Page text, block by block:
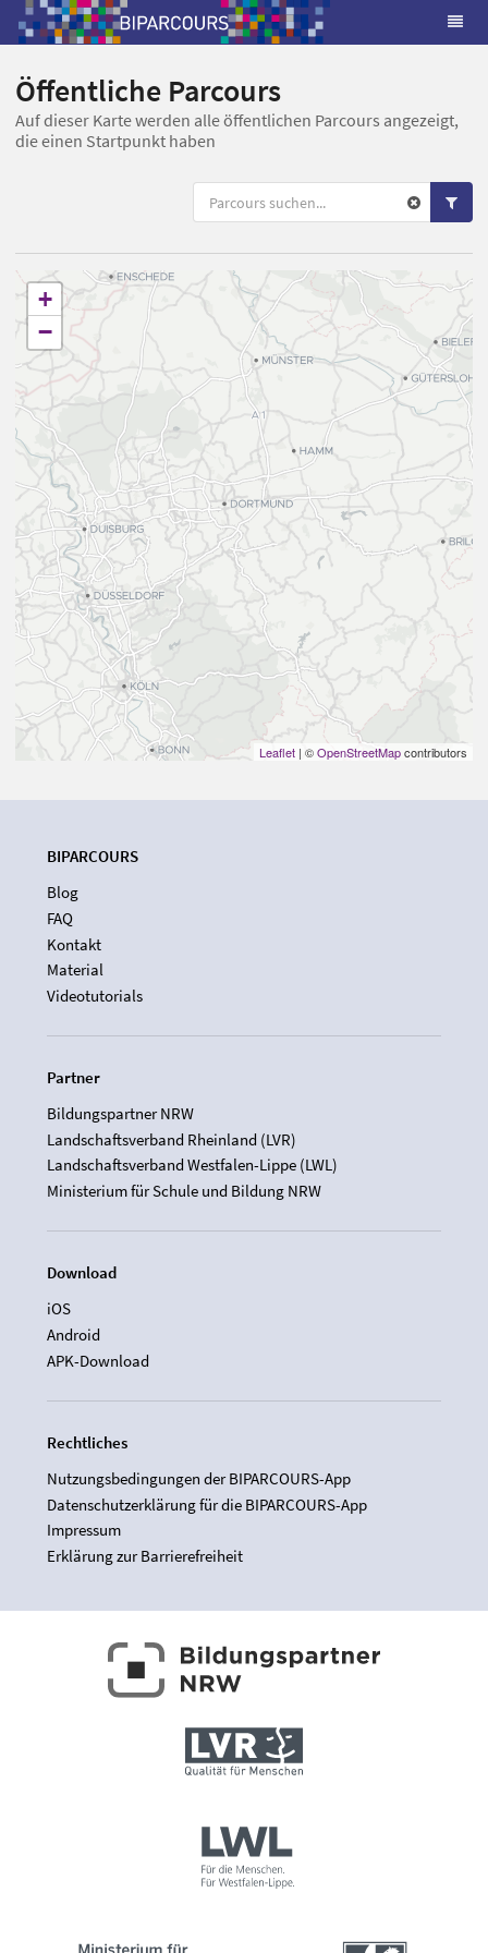
Öffentliche Parcours
Auf dieser Karte werden alle öffentlichen Parcours angezeigt,
die einen Startpunkt haben
+
−
Leaflet | ©OpenStreetMapcontributors
BIPARCOURS
Blog
FAQ
Kontakt
Material
Videotutorials
Partner
Bildungspartner NRW
Landschaftsverband Rheinland (LVR)
Landschaftsverband Westfalen-Lippe (LWL)
Ministerium für Schule und Bildung NRW
Download
iOS
Android
APK-Download
Rechtliches
Nutzungsbedingungen der BIPARCOURS-App
Datenschutzerklärung für die BIPARCOURS-App
Impressum
Erklärung zur Barrierefreiheit